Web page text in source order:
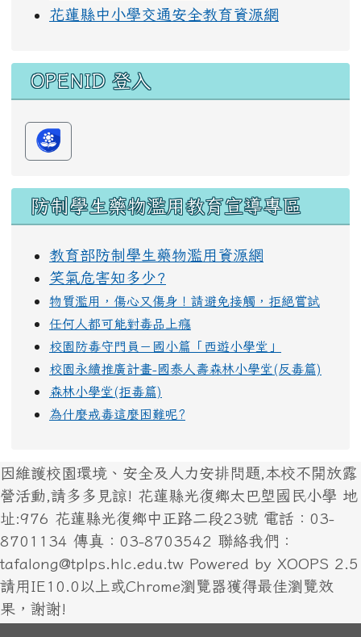
花蓮縣中小學交通安全教育資源網
OPENID 登入
防制學生藥物濫用教育宣導專區
教育部防制學生藥物濫用資源網
笑氣危害知多少?
物質濫用，傷心又傷身！請避免接觸，拒絕嘗試
任何人都可能對毒品上癮
校園防毒守門員－國小篇「西遊小學堂」
校園永續推廣計畫-國泰人壽森林小學堂(反毒篇)
森林小學堂(拒毒篇)
為什麼戒毒這麼困難呢?
因維護校園環境、安全及人力安排問題,本校不開放露
營活動,請多多見諒! 花蓮縣光復鄉太巴塱國民小學 地
址:976 花蓮縣光復鄉中正路二段23號 電話：03-
8701134 傳真：03-8703542 聯絡我們：
tafalong@tplps.hlc.edu.tw Powered by XOOPS 2.5
請用IE10.0以上或Chrome瀏覽器獲得最佳瀏覽效
果，謝謝!